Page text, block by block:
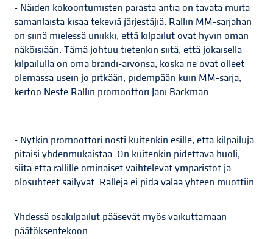
- Näiden kokoontumisten parasta antia on tavata muita
samanlaista kisaa tekeviä järjestäjiä. Rallin MM-sarjahan
on siinä mielessä uniikki, että kilpailut ovat hyvin oman
näköisiään. Tämä johtuu tietenkin siitä, että jokaisella
kilpailulla on oma brandi-arvonsa, koska ne ovat olleet
olemassa usein jo pitkään, pidempään kuin MM-sarja,
kertoo Neste Rallin promoottori Jani Backman.
- Nytkin promoottori nosti kuitenkin esille, että kilpailuja
pitäisi yhdenmukaistaa. On kuitenkin pidettävä huoli,
siitä että rallille ominaiset vaihtelevat ympäristöt ja
olosuhteet säilyvät. Ralleja ei pidä valaa yhteen muottiin.
Yhdessä osakilpailut pääsevät myös vaikuttamaan
päätöksentekoon.